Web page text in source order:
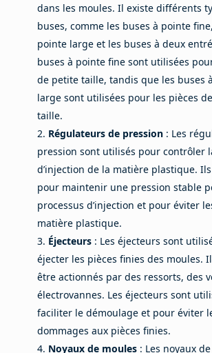
dans les moules. Il existe différents
buses, comme les buses à pointe
pointe large et les buses à deux
buses à pointe fine sont utilisées
de petite taille, tandis que les buses
large sont utilisées pour les pièces
taille.
Régulateurs de pression: Les
pression sont utilisés pour contrôler
d’injection de la matière plastique.
pour maintenir une pression stable
processus d’injection et pour éviter
matière plastique.
Éjecteurs: Les éjecteurs sont
éjecter les pièces finies des moules.
être actionnés par des ressorts, des
électrovannes. Les éjecteurs sont
faciliter le démoulage et pour éviter
dommages aux pièces finies.
Noyaux de moules: Les noyaux